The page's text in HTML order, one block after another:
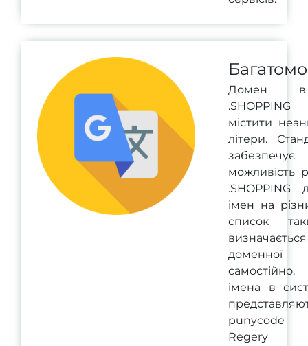
Домен
містити
літери.
забезпечує
можливість
.SHOPPING
імен на
список
доменної
імена в
punycode
Regery